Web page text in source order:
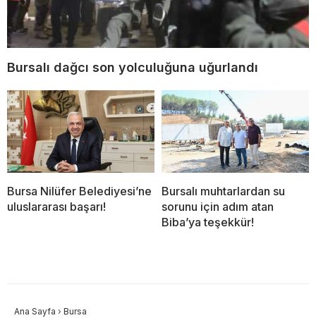
Bursalı dağcı son yolculuğuna uğurlandı
Bursa Nilüfer Belediyesi’ne
uluslararası başarı!
Bursalı muhtarlardan su
sorunu için adım atan
Biba’ya teşekkür!
Ana Sayfa › Bursa